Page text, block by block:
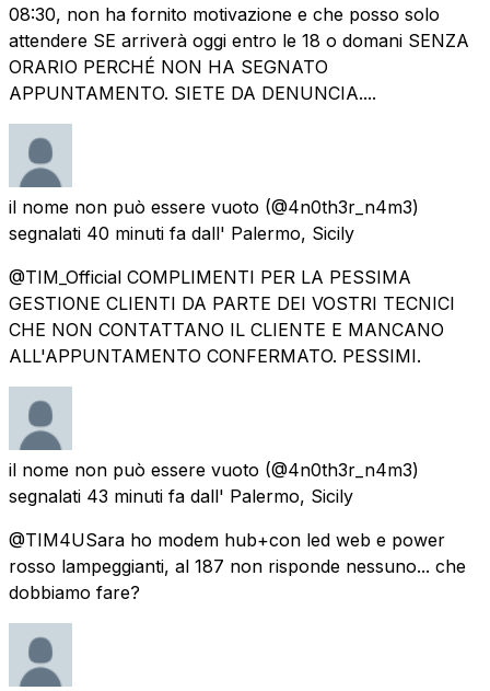
08:30, non ha fornito motivazione e che posso solo
attendere SE arriverà oggi entro le 18 o domani SENZA
ORARIO PERCHÉ NON HA SEGNATO
APPUNTAMENTO. SIETE DA DENUNCIA....
il nome non può essere vuoto (@4n0th3r_n4m3)
segnalati 40 minuti fa dall' Palermo, Sicily
@TIM_Official COMPLIMENTI PER LA PESSIMA
GESTIONE CLIENTI DA PARTE DEI VOSTRI TECNICI
CHE NON CONTATTANO IL CLIENTE E MANCANO
ALL'APPUNTAMENTO CONFERMATO. PESSIMI.
il nome non può essere vuoto (@4n0th3r_n4m3)
segnalati 43 minuti fa dall' Palermo, Sicily
@TIM4USara ho modem hub+con led web e power
rosso lampeggianti, al 187 non risponde nessuno... che
dobbiamo fare?